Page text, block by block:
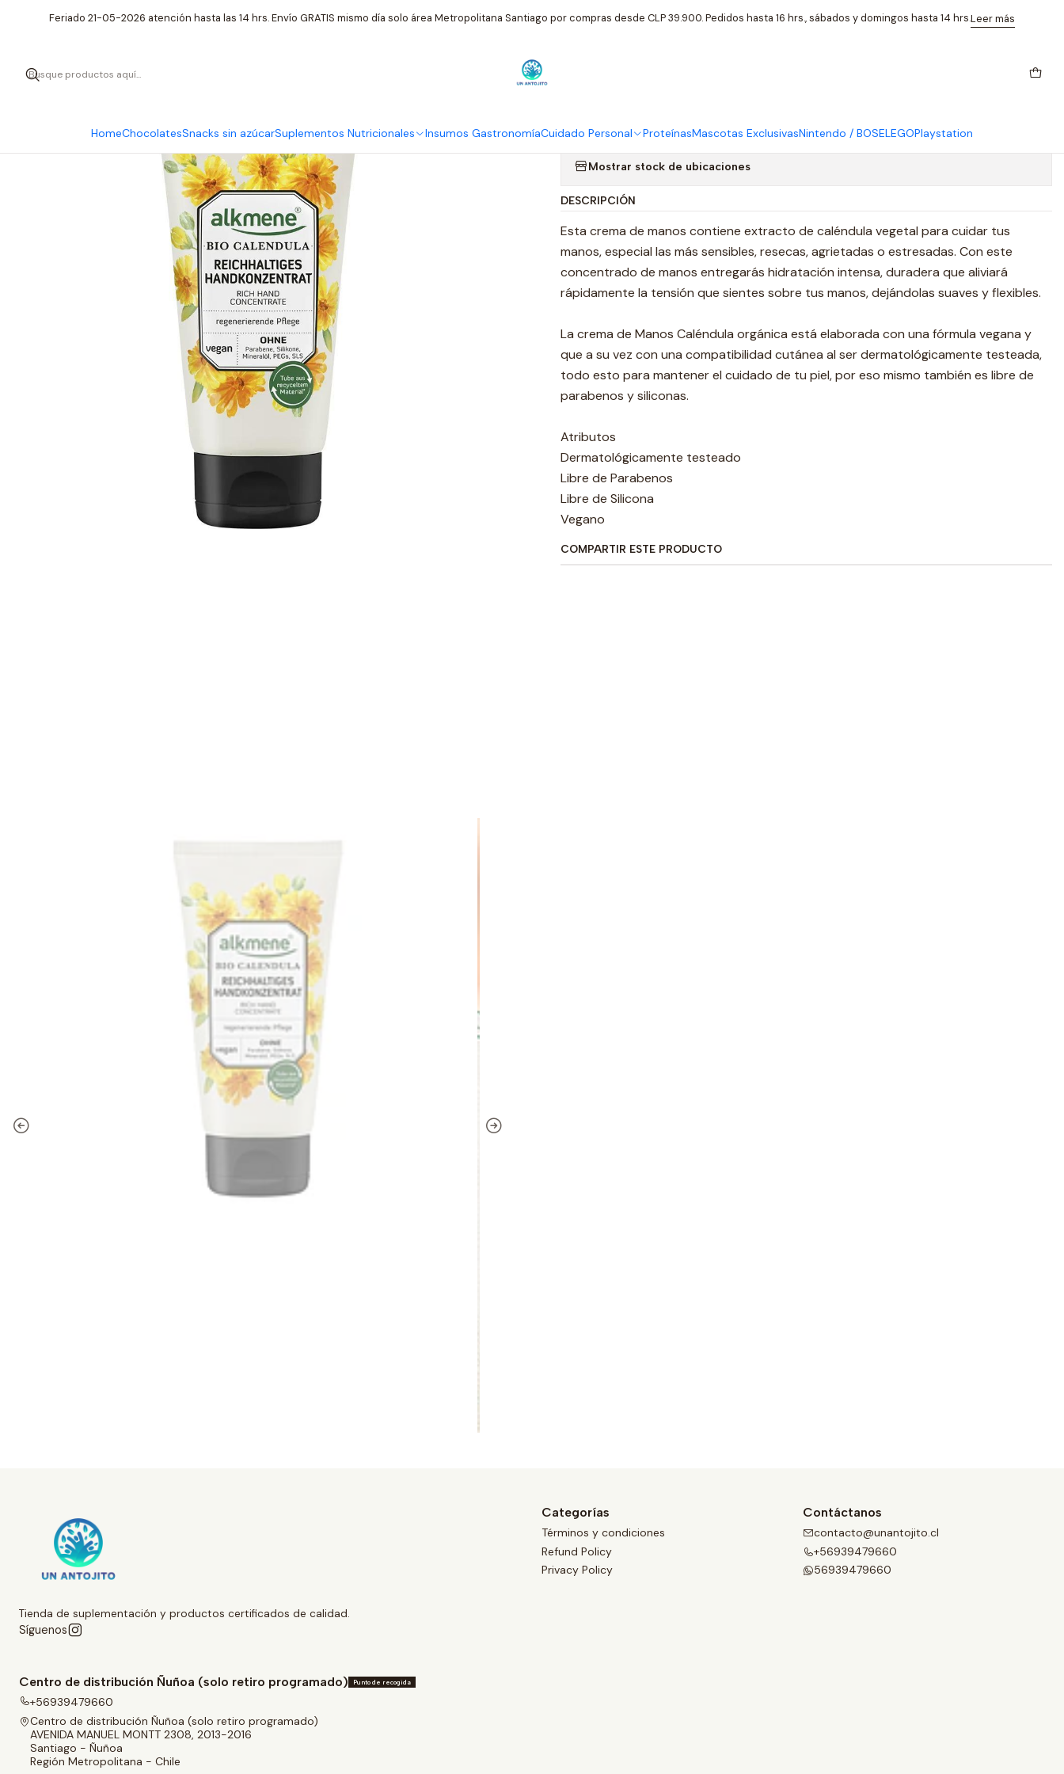
HomeChocolatesSnacks sin azúcarSuplementos Nutricionales Insumos GastronomíaCuidado Personal ProteínasMascotas ExclusivasNintendo / BOSELEGOPlaystation
Feriado 21-05-2026 atención hasta las 14 hrs. Envío GRATIS mismo día solo área Metropolitana Santiago por compras desde CLP 39.900. Pedidos hasta 16 hrs., sábados y domingos hasta 14 hrs.Leer más
Inicio Cuidado Personal Alkmene Crema De Manos Ecologica Regenerante Calendula 75 Ml Alkmene
Mostrar stock de ubicaciones
DESCRIPCIÓN
Esta crema de manos contiene extracto de caléndula vegetal para cuidar tus
manos, especial las más sensibles, resecas, agrietadas o estresadas. Con este
concentrado de manos entregarás hidratación intensa, duradera que aliviará
rápidamente la tensión que sientes sobre tus manos, dejándolas suaves y flexibles.
La crema de Manos Caléndula orgánica está elaborada con una fórmula vegana y
que a su vez con una compatibilidad cutánea al ser dermatológicamente testeada,
todo esto para mantener el cuidado de tu piel, por eso mismo también es libre de
parabenos y siliconas.
Atributos
Dermatológicamente testeado
Libre de Parabenos
Libre de Silicona
Vegano
COMPARTIR ESTE PRODUCTO
Tienda de suplementación y productos certificados de calidad.
Síguenos
Categorías
Términos y condiciones
Refund Policy
Privacy Policy
Contáctanos
contacto@unantojito.cl
+56939479660
56939479660
Centro de distribución Ñuñoa (solo retiro programado) Punto de recogida
+56939479660
Centro de distribución Ñuñoa (solo retiro programado)
AVENIDA MANUEL MONTT 2308, 2013-2016
Santiago - Ñuñoa
Región Metropolitana - Chile